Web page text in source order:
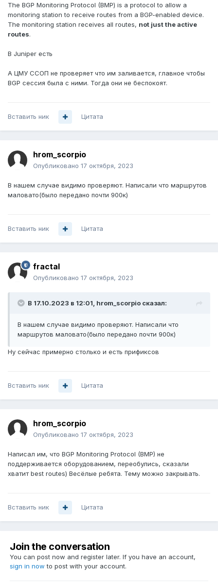
The BGP Monitoring Protocol (BMP) is a protocol to allow a
monitoring station to receive routes from a BGP-enabled device.
The monitoring station receives all routes, not just the active
routes.
В Juniper есть
А ЦМУ ССОП не проверяет что им заливается, главное чтобы
BGP сессия была с ними. Тогда они не беспокоят.
Вставить ник Цитата
hrom_scorpio
Опубликовано 17 октября, 2023
В нашем случае видимо проверяют. Написали что маршрутов
маловато(было передано почти 900к)
Вставить ник Цитата
fractal
Опубликовано 17 октября, 2023
В 17.10.2023 в 12:01, hrom_scorpio сказал:
В нашем случае видимо проверяют. Написали что
маршрутов маловато(было передано почти 900к)
Ну сейчас примерно столько и есть прификсов
Вставить ник Цитата
hrom_scorpio
Опубликовано 17 октября, 2023
Написал им, что BGP Monitoring Protocol (BMP) не
поддерживается оборудованием, переобулись, сказали
хватит best routes) Весёлые ребята. Тему можно закрывать.
Вставить ник Цитата
Join the conversation
You can post now and register later. If you have an account,
sign in now to post with your account.